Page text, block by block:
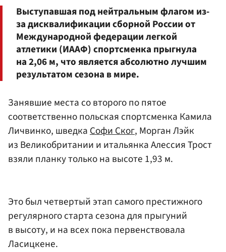
Выступавшая под нейтральным флагом из-
за дисквалификации сборной России от
Международной федерации легкой
атлетики (ИААФ) спортсменка прыгнула
на 2,06 м, что является абсолютно лучшим
результатом сезона в мире.
Занявшие места со второго по пятое
соответственно польская спортсменка Камила
Личвинко, шведкаСофи Ског, Морган Лэйк
из Великобритании и итальянка Алессия Трост
взяли планку только на высоте 1,93 м.
Это был четвертый этап самого престижного
регулярного старта сезона для прыгуний
в высоту, и на всех пока первенствовала
Ласицкене.